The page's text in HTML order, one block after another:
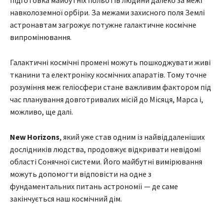
навколоземної орбіри. За межами захисного поля Землі
астронавтам загрожує потужне галактичне космічне
випромінювання.
Галактичні космічні промені можуть пошкоджувати живі
тканини та електроніку космічних апаратів. Тому точне
розуміння меж геліосфери стане важливим фактором під
час планування довготривалих місій до Місяця, Марса і,
можливо, ще далі.
New Horizons, який уже став одним із найвіддаленіших
дослідників людства, продовжує відкривати невідомі
області Сонячної системи. Його майбутні вимірювання
можуть допомогти відповісти на одне з
фундаментальних питань астрономії — де саме
закінчується наш космічний дім.